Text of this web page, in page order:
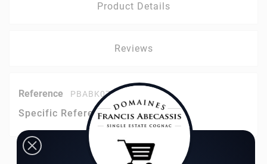
Product Details
Reviews
Reference PBABK075BN
Specific References